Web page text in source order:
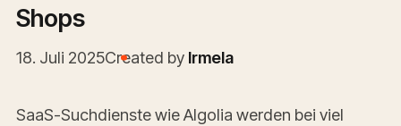
Shops
18. Juli 2025Created by Irmela
SaaS-Suchdienste wie Algolia werden bei viel